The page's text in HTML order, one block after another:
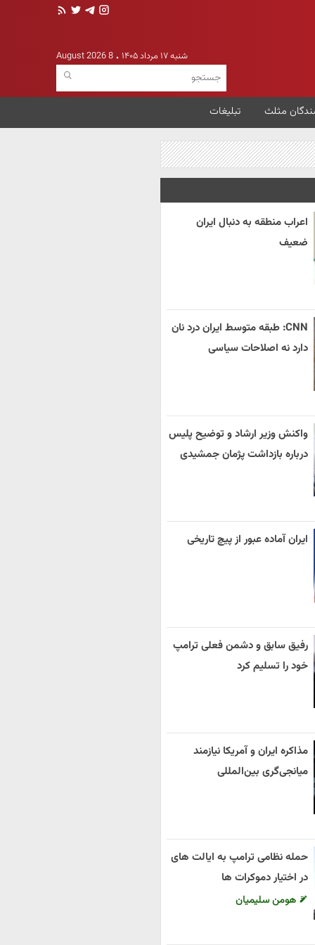
شنبه ۱۷ مرداد ۱۴۰۵ 8 August 2026
مثلث تبلیغات
اعراب منطقه به دنبال ایران
ضعیف
CNN: طبقه متوسط ایران درد نان
دارد نه اصلاحات سیاسی
واکنش وزیر ارشاد و توضیح پلیس
درباره بازداشت پژمان جمشیدی
ایران آماده عبور از پیچ تاریخی
رفیق سابق و دشمن فعلی ترامپ
خود را تسلیم کرد
مذاکره ایران و آمریکا نیازمند
میانجی‌گری بین‌المللی
حمله نظامی ترامپ به ایالت های
در اختیار دموکرات ها
هومن سلیمیان